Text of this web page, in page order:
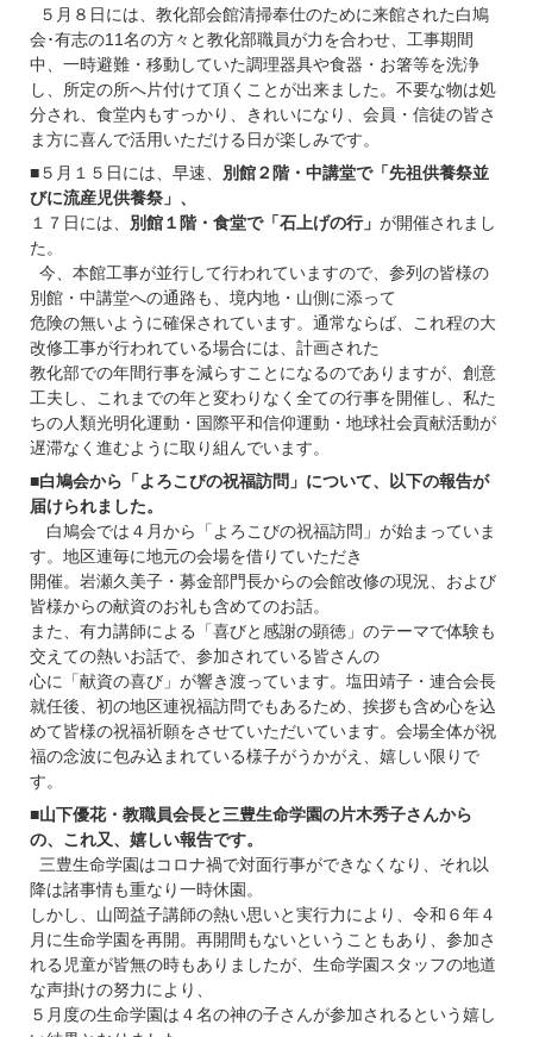
５月８日には、教化部会館清掃奉仕のために来館された白鳩
会･有志の11名の方々と教化部職員が力を合わせ、工事期間
中、一時避難・移動していた調理器具や食器・お箸等を洗浄
し、所定の所へ片付けて頂くことが出来ました。不要な物は処
分され、食堂内もすっかり、きれいになり、会員・信徒の皆さ
ま方に喜んで活用いただける日が楽しみです。
■５月１５日には、早速、 別館２階・中講堂で「先祖供養祭並
びに流産児供養祭」、
１７日には、 別館１階・食堂で「石上げの行」が開催されまし
た。
今、本館工事が並行して行われていますので、参列の皆様の
別館・中講堂への通路も、境内地・山側に添って
危険の無いように確保されています。通常ならば、これ程の大
改修工事が行われている場合には、計画された
教化部での年間行事を減らすことになるのでありますが、創意
工夫し、これまでの年と変わりなく全ての行事を開催し、私た
ちの人類光明化運動・国際平和信仰運動・地球社会貢献活動が
遅滞なく進むように取り組んでいます。
■白鳩会から「よろこびの祝福訪問」について、以下の報告が
届けられました。
白鳩会では４月から「よろこびの祝福訪問」が始まっていま
す。地区連毎に地元の会場を借りていただき
開催。岩瀬久美子・募金部門長からの会館改修の現況、および
皆様からの献資のお礼も含めてのお話。
また、有力講師による「喜びと感謝の顕徳」のテーマで体験も
交えての熱いお話で、参加されている皆さんの
心に「献資の喜び」が響き渡っています。塩田靖子・連合会長
就任後、初の地区連祝福訪問でもあるため、挨拶も含め心を込
めて皆様の祝福祈願をさせていただいています。会場全体が祝
福の念波に包み込まれている様子がうかがえ、嬉しい限りで
す。
■山下優花・教職員会長と三豊生命学園の片木秀子さんから
の、これ又、嬉しい報告です。
三豊生命学園はコロナ禍で対面行事ができなくなり、それ以
降は諸事情も重なり一時休園。
しかし、山岡益子講師の熱い思いと実行力により、令和６年４
月に生命学園を再開。再開間もないということもあり、参加さ
れる児童が皆無の時もありましたが、生命学園スタッフの地道
な声掛けの努力により、
５月度の生命学園は４名の神の子さんが参加されるという嬉し